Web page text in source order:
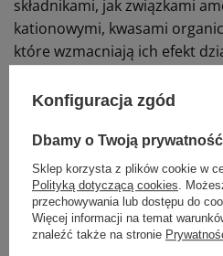
składnikami, jak związkami
kationowymi, kwasami
które wzmacniają ich efekt
odpowiadające za nawilżanie
Wbrew pozorom
jednymi z najbardziej
przez skórę, nie
biobójczej. Mimo tego że
Konfiguracja zgód
Dbamy o Twoją prywatność
Sklep korzysta z plików cookie w
Polityką dotyczącą cookies.
przechowywania lub dostępu do
Więcej informacji na temat
znaleźć także na stronie